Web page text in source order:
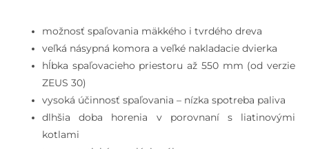
možnosť spaľovania mäkkého i tvrdého dreva
veľká násypná komora a veľké nakladacie dvierka
hĺbka spaľovacieho priestoru až 550 mm (od verzie
ZEUS 30)
vysoká účinnosť spaľovania – nízka spotreba paliva
dlhšia doba horenia v porovnaní s liatinovými
kotlami